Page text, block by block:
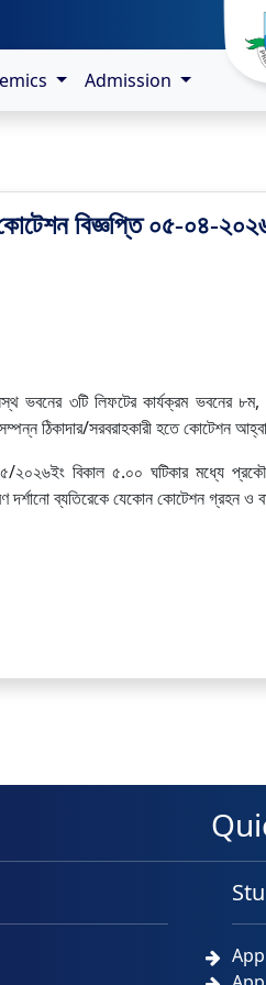
Admission
কোটেশন বিজ্ঞপ্তি ০৫-০৪-
ভবনের ৩টি লিফটের কার্যক্রম
ঠিকাদার/সরবরাহকারী হতে কোটেশন
২০২৬ইং বিকাল ৫.০০ ঘটিকার মধ্যে
ব্যতিরেকে যেকোন কোটেশন গ্রহন ও